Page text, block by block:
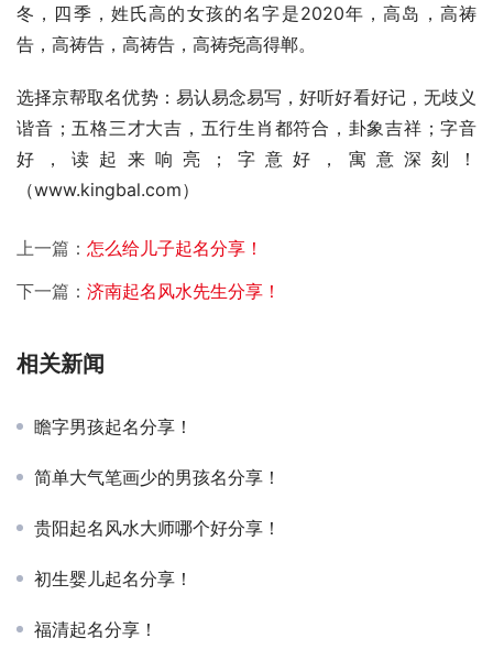
冬，四季，姓氏高的女孩的名字是2020年，高岛，高祷
告，高祷告，高祷告，高祷尧高得郸。
选择京帮取名优势：易认易念易写，好听好看好记，无歧义
谐音；五格三才大吉，五行生肖都符合，卦象吉祥；字音
好，读起来响亮；字意好，寓意深刻！
（www.kingbal.com）
上一篇： 怎么给儿子起名分享！
下一篇： 济南起名风水先生分享！
相关新闻
瞻字男孩起名分享！
简单大气笔画少的男孩名分享！
贵阳起名风水大师哪个好分享！
初生婴儿起名分享！
福清起名分享！